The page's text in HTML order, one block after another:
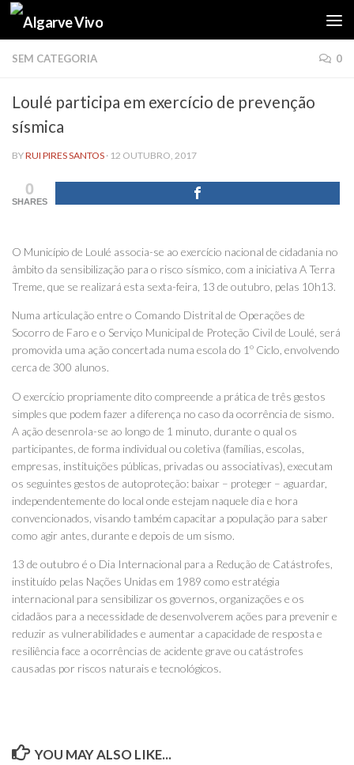
Skip to content
SEM CATEGORIA 0
Loulé participa em exercício de prevenção
sísmica
BYRUI PIRES SANTOS · 12 OUTUBRO, 2017
0
SHARES
O Município de Loulé associa-se ao exercício nacional de cidadania no
âmbito da sensibilização para o risco sísmico, com a iniciativa A Terra
Treme, que se realizará esta sexta-feira, 13 de outubro, pelas 10h13.
Numa articulação entre o Comando Distrital de Operações de
Socorro de Faro e o Serviço Municipal de Proteção Civil de Loulé, será
promovida uma ação concertada numa escola do 1º Ciclo, envolvendo
cerca de 300 alunos.
O exercício propriamente dito compreende a prática de três gestos
simples que podem fazer a diferença no caso da ocorrência de sismo.
A ação desenrola-se ao longo de 1 minuto, durante o qual os
participantes, de forma individual ou coletiva (famílias, escolas,
empresas, instituições públicas, privadas ou associativas), executam
os seguintes gestos de autoproteção: baixar – proteger – aguardar,
independentemente do local onde estejam naquele dia e hora
convencionados, visando também capacitar a população para saber
como agir antes, durante e depois de um sismo.
13 de outubro é o Dia Internacional para a Redução de Catástrofes,
instituído pelas Nações Unidas em 1989 como estratégia
internacional para sensibilizar os governos, organizações e os
cidadãos para a necessidade de desenvolverem ações para prevenir e
reduzir as vulnerabilidades e aumentar a capacidade de resposta e
resiliência face a ocorrências de acidente grave ou catástrofes
causadas por riscos naturais e tecnológicos.
YOU MAY ALSO LIKE...